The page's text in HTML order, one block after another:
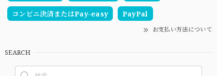
コンビニ決済またはPay-easy PayPal
お支払い方法について
SEARCH